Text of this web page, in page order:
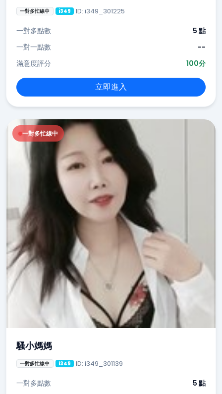
一對多忙線中 i349 ID: i349_301225
一對多點數
5 點
一對一點數
--
滿意度評分
100分
立即進入
一對多忙線中
騷小媽媽
一對多忙線中 i349 ID: i349_301139
一對多點數 5 點